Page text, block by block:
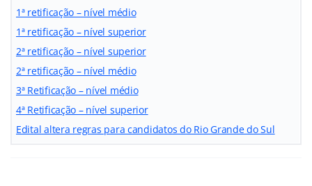
1ª retificação – nível médio
1ª retificação – nível superior
2ª retificação – nível superior
2ª retificação – nível médio
3ª Retificação – nível médio
4ª Retificação – nível superior
Edital altera regras para candidatos do Rio Grande do Sul